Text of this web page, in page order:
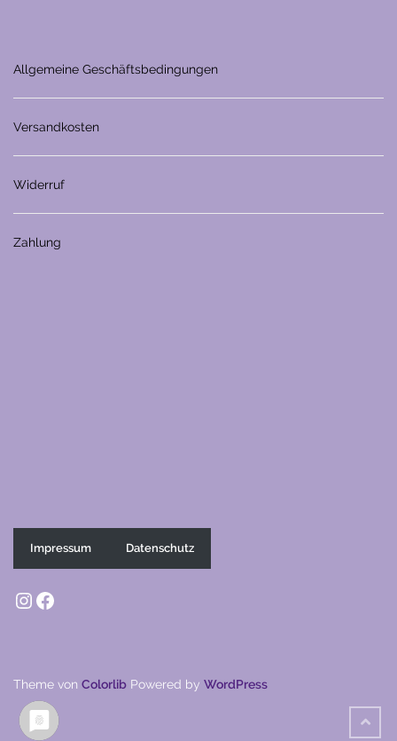
Allgemeine Geschäftsbedingungen
Versandkosten
Widerruf
Zahlung
Impressum Datenschutz
Instagram
Facebook
Theme von Colorlib Powered by WordPress